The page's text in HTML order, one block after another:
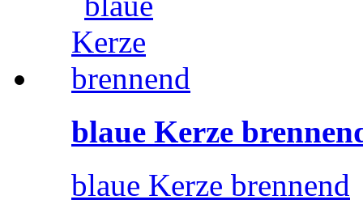
blaue Kerze
blaue Kerze brennend